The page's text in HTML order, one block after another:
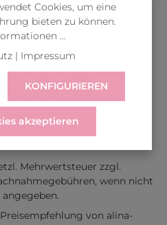
SERVICE & HILFE
Mehrwertsteuer zzgl.
wenn nicht
angegeben.
von alina-
Cookies, um eine
bieten zu können.
...
| Impressum
KONFIGURIEREN
akzeptieren